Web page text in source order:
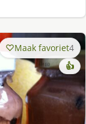
Maak favoriet4
👍